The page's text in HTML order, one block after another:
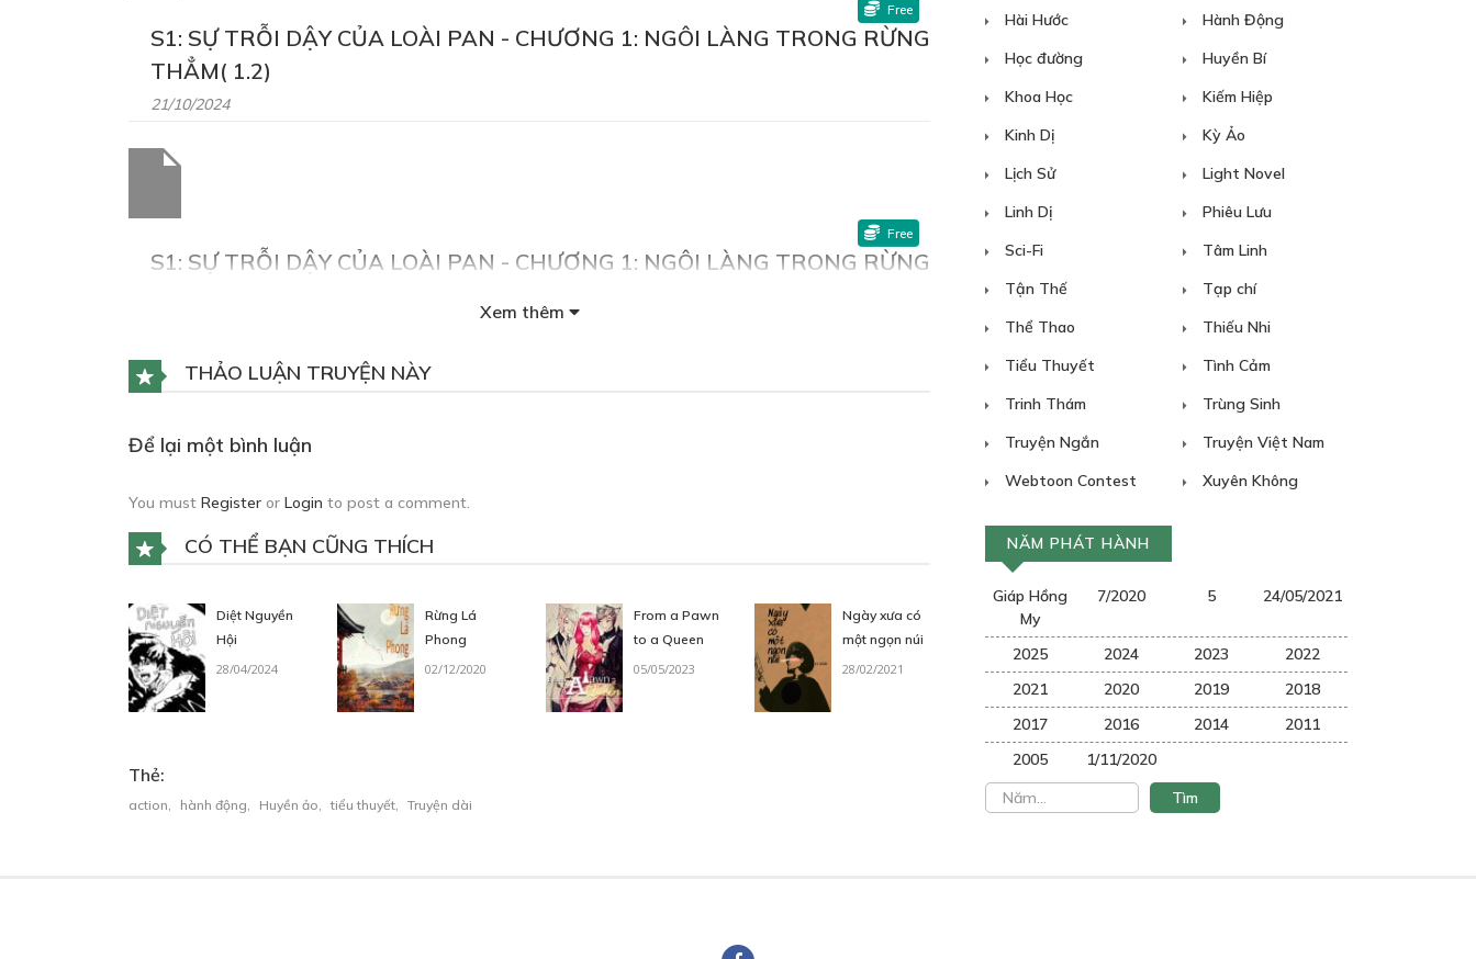
S1: SỰ TRỖI DẬY CỦA LOÀI PAN - CHƯƠNG 1: NGÔI LÀNG TRONG RỪNG
THẲM( 1.2)
21/10/2024
Free
S1: SỰ TRỖI DẬY CỦA LOÀI PAN - CHƯƠNG 1: NGÔI LÀNG TRONG RỪNG
Free
THẲM(1.4)
21/10/2024
S1: SỰ TRỖI DẬY CỦA LOÀI PAN - CHƯƠNG 1: NGÔI LÀNG TRONG RỪNG
21/10/2024
Xem thêm
THẢO LUẬN TRUYỆN NÀY
Để lại một bình luận
You must Register or Login to post a comment.
CÓ THỂ BẠN CŨNG THÍCH
Diệt Nguyền
Hội
28/04/2024
Rừng Lá
Phong
02/12/2020
From a Pawn
to a Queen
05/05/2023
Ngày xưa có
một ngọn núi
28/02/2021
Thẻ:
action hành động Huyền ảo tiểu thuyết Truyện dài
Hài Hước
Hành Động
Học đường
Huyền Bí
Khoa Học
Kiếm Hiệp
Kinh Dị
Kỳ Ảo
Lịch Sử
Light Novel
Linh Dị
Phiêu Lưu
Sci-Fi
Tâm Linh
Tận Thế
Tạp chí
Thể Thao
Thiếu Nhi
Tiểu Thuyết
Tình Cảm
Trinh Thám
Trùng Sinh
Truyện Ngắn
Truyện Việt Nam
Webtoon Contest
Xuyên Không
NĂM PHÁT HÀNH
Giáp Hồng
My
7/2020 5 24/05/2021
2025 2024 2023
2022
2021
2020 2019
2018
2017
2016 2014
2011
2005
1/11/2020